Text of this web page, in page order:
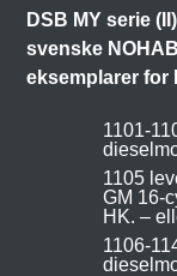
DSB MY serie
svenske
eksemplarer for
1101-
1105
GM 16-
HK. –
1106-